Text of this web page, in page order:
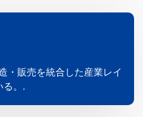
・販売を統合した産業レイ
る。.